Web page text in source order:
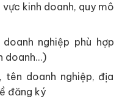
vực kinh doanh, quy mô
nghiệp phù hợp
doanh…)
tên doanh nghiệp, địa
đăng ký